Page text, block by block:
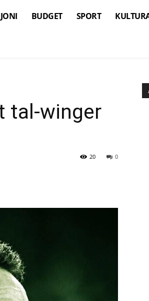
BUDGET SPORT
tal-winger
0
20